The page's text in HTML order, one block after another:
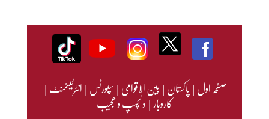
صفحہ اول|پاکستان|بین الاقوامی|سپورٹس|انٹرٹینمنٹ|
کاروبار|دلچسپ و عجیب